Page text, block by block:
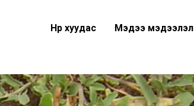
Нүүр хуудас Мэдээ мэдээлэл